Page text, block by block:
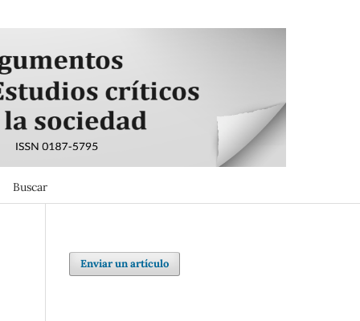
Buscar
Enviar un artículo